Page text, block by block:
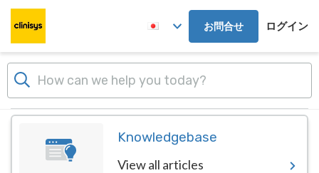
Skip to main content
お問合せ ログイン
Knowledgebase
View all articles